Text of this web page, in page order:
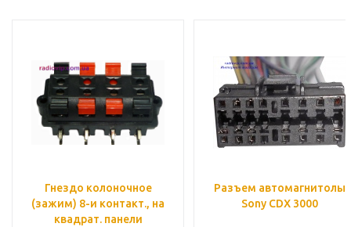
Гнездо колоночное
(зажим) 8-и контакт., на
квадрат. панели
Разъем автомагнитолы
Sony CDX 3000